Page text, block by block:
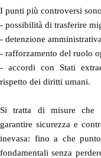
I punti più controversi
- possibilità di trasferire
- detenzione
- rafforzamento del ruolo
- accordi con Stati
rispetto dei diritti umani.
Si tratta di misure che
garantire sicurezza e
inevasa: fino a che
fondamentali senza